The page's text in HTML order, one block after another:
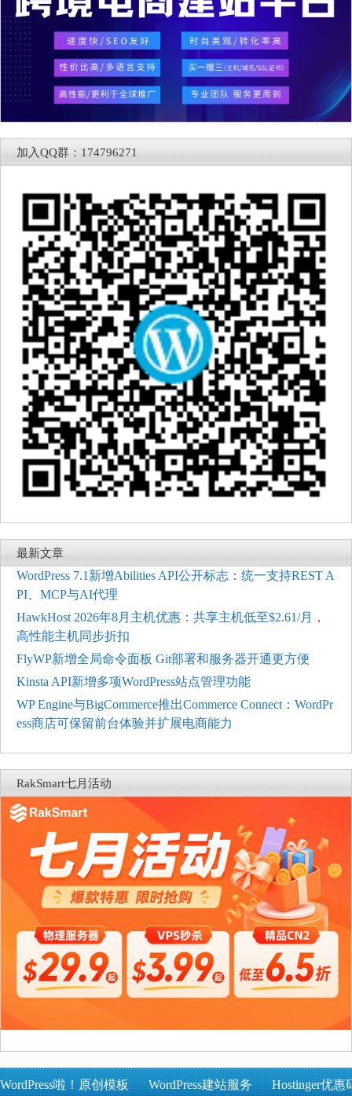
加入QQ群：174796271
最新文章
WordPress 7.1新增Abilities API公开标志：统一支持REST A
PI、MCP与AI代理
HawkHost 2026年8月主机优惠：共享主机低至$2.61/月，
高性能主机同步折扣
FlyWP新增全局命令面板 Git部署和服务器开通更方便
Kinsta API新增多项WordPress站点管理功能
WP Engine与BigCommerce推出Commerce Connect：WordPr
ess商店可保留前台体验并扩展电商能力
RakSmart七月活动
WordPress啦！原创模板 WordPress建站服务 Hostinger优惠